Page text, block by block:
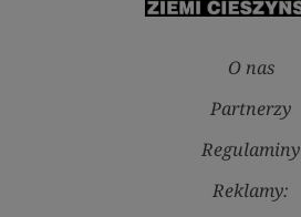
O nas
Partnerzy
Regulaminy
Reklamy: